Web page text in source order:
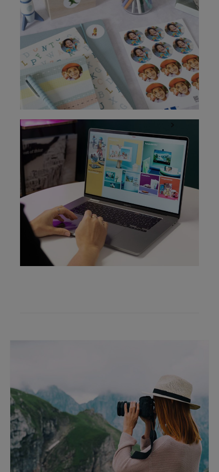
Kinderleicht gestalten mit dem ifolor Designer